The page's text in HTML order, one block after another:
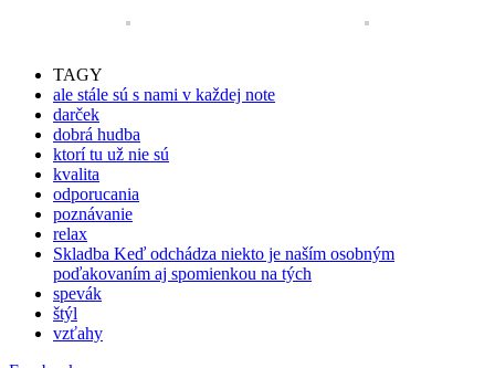
TAGY
ale stále sú s nami v každej note
darček
dobrá hudba
ktorí tu už nie sú
kvalita
odporucania
poznávanie
relax
Skladba Keď odchádza niekto je naším osobným
poďakovaním aj spomienkou na tých
spevák
štýl
vzťahy